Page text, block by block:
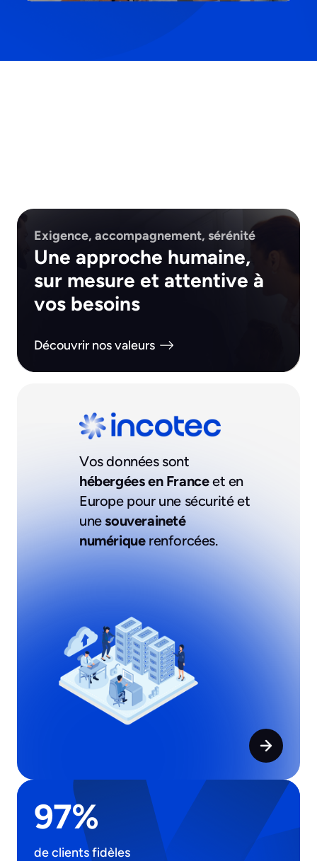
Exigence, accompagnement, sérénité
Une approche humaine,
sur mesure et attentive à
vos besoins
Découvrir nos valeurs
Vos données sont
hébergées en Franceet en
Europe pour une sécurité et
unesouveraineté
numériquerenforcées.
97%
de clients fidèles